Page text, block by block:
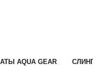
AQUA GEAR